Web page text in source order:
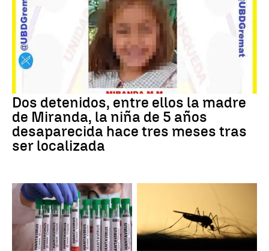
Dos detenidos, entre ellos la madre
de Miranda, la niña de 5 años
desaparecida hace tres meses tras
ser localizada